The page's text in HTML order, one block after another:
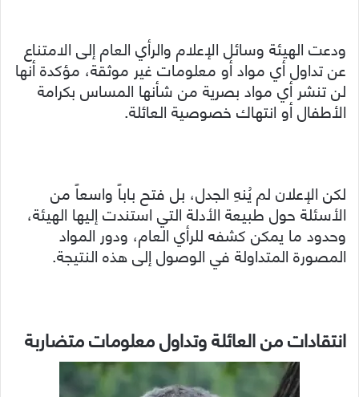
ودعت الهيئة وسائل الإعلام والرأي العام إلى الامتناع
عن تداول أي مواد أو معلومات غير موثقة، مؤكدة أنها
لن تنشر أي مواد بصرية من شأنها المساس بكرامة
الأطفال أو انتهاك خصوصية العائلة.
لكن الإعلان لم يُنهِ الجدل، بل فتح باباً واسعاً من
الأسئلة حول طبيعة الأدلة التي استندت إليها الهيئة،
وحدود ما يمكن كشفه للرأي العام، ودور المواد
المصورة المتداولة في الوصول إلى هذه النتيجة.
انتقادات من العائلة وتداول معلومات متضاربة